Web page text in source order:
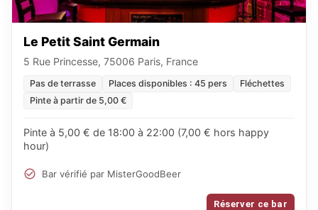
Le Petit Saint Germain
5 Rue Princesse, 75006 Paris, France
Pas de terrasse Places disponibles : 45 pers
Fléchettes
Pinte à partir de 5,00 €
Pinte à 5,00 € de 18:00 à 22:00 (7,00 € hors happy
hour)
Bar vérifié par MisterGoodBeer
Réserver ce bar